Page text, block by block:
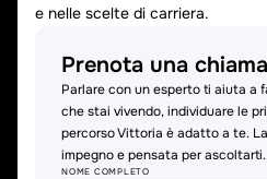
e nelle scelte di carriera.
Prenota una
Parlare con un esperto ti aiuta a
che stai vivendo, individuare le
percorso Vittoria è adatto a te.
impegno e pensata per ascoltarti.
NOME COMPLETO